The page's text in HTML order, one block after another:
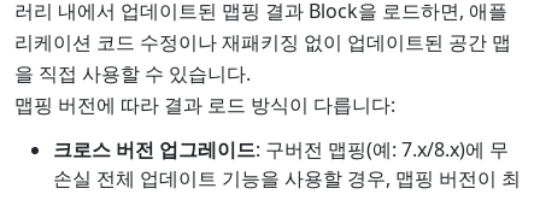
러리 내에서 업데이트된 맵핑 결과 Block을 로드하면, 애플
리케이션 코드 수정이나 재패키징 없이 업데이트된 공간 맵
을 직접 사용할 수 있습니다.
맵핑 버전에 따라 결과 로드 방식이 다릅니다:
크로스 버전 업그레이드: 구버전 맵핑(예: 7.x/8.x)에 무
손실 전체 업데이트 기능을 사용할 경우, 맵핑 버전이 최